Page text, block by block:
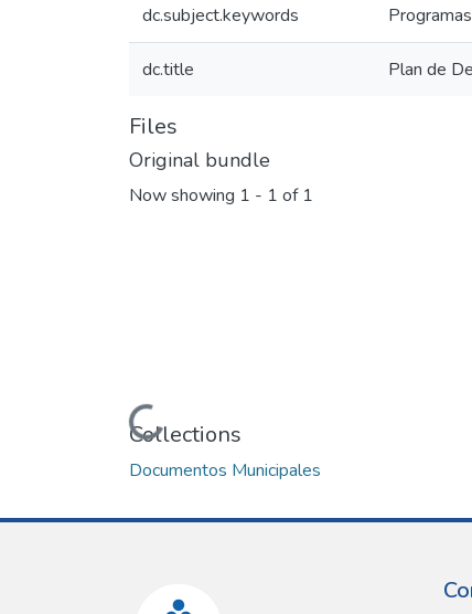
dc.subject.keywords
dc.title Plan de
Files
Original bundle
Now showing 1 - 1 of 1
Loading...
Collections
Documentos Municipales